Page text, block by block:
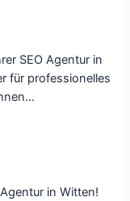
SEO Agentur in
für professionelles
in Witten!